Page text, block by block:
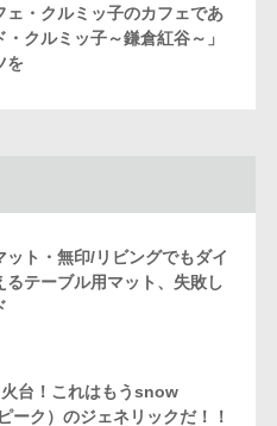
ェ・クルミッ子のカフェであ
クルミッ子～鎌倉紅谷～」
を
ット・無印/リビングでもダイ
るテーブル用マット、失敗し
台！これはもうsnow
ーク）のジェネリックだ！！